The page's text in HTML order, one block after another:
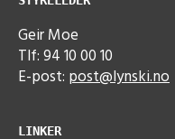
Geir Moe
Tlf: 94 10 00 10
E-post: post@lynski.no
LINKER